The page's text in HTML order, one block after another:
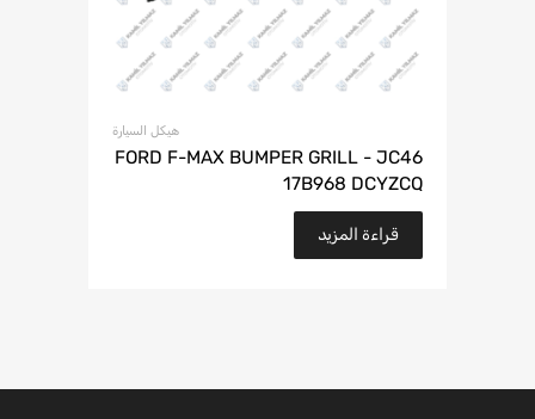
هيكل السيارة
FORD F-MAX BUMPER GRILL - JC46
17B968 DCYZCQ
قراءة المزيد